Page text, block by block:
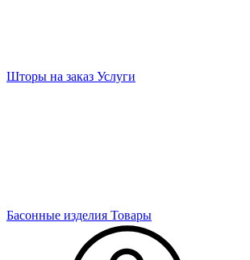
Шторы на заказ Услуги
Басонные изделия Товары